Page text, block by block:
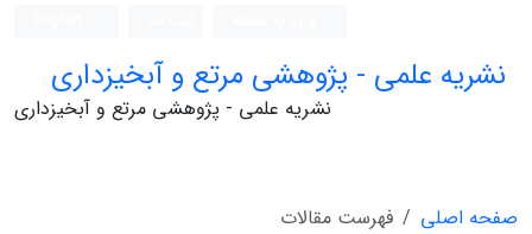
نشریه علمی - پژوهشی مرتع و آبخیزداری
نشریه علمی - پژوهشی مرتع و آبخیزداری
صفحه اصلی
فهرست مقالات